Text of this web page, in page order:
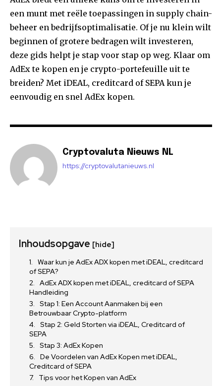
een munt met reële toepassingen in supply chain-
beheer en bedrijfsoptimalisatie. Of je nu klein wilt
beginnen of grotere bedragen wilt investeren,
deze gids helpt je stap voor stap op weg. Klaar om
AdEx te kopen en je crypto-portefeuille uit te
breiden? Met iDEAL, creditcard of SEPA kun je
eenvoudig en snel AdEx kopen.
Cryptovaluta Nieuws NL
https://cryptovalutanieuws.nl
Inhoudsopgave [hide]
Waar kun je AdEx ADX kopen met iDEAL, creditcard
of SEPA?
AdEx ADX kopen met iDEAL, creditcard of SEPA
Handleiding
Stap 1: Een Account Aanmaken bij een
Betrouwbaar Crypto-platform
Stap 2: Geld Storten via iDEAL, Creditcard of
SEPA
Stap 3: AdEx Kopen
De Voordelen van AdEx Kopen met iDEAL,
Creditcard of SEPA
Tips voor het Kopen van AdEx